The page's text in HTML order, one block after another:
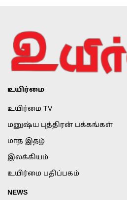
உயிர்மை
உயிர்மை TV
மனுஷ்ய புத்திரன் பக்கங்கள்
மாத இதழ்
இலக்கியம்
உயிர்மை பதிப்பகம்
NEWS